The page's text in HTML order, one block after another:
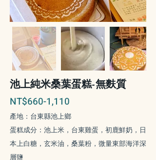
池上純米桑葉蛋糕-無麩質
NT$660-1,110
產地：台東縣池上鄉
蛋糕成分： 池上米，台東雞蛋，初鹿鮮奶，日
本上白糖，玄米油，桑葉粉，微量東部海洋深
層鹽